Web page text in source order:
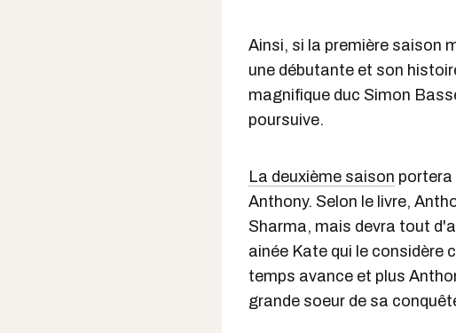
Ainsi, si la première saison
une débutante et son
magnifique duc Simon
poursuive.
La deuxième saison portera
Anthony. Selon le livre,
Sharma, mais devra tout
ainée Kate qui le considère
temps avance et plus
grande soeur de sa